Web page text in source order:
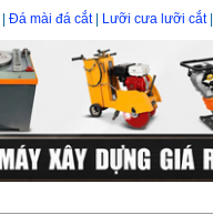
Đá mài đá cắt| Lưỡi cưa lưỡi cắt